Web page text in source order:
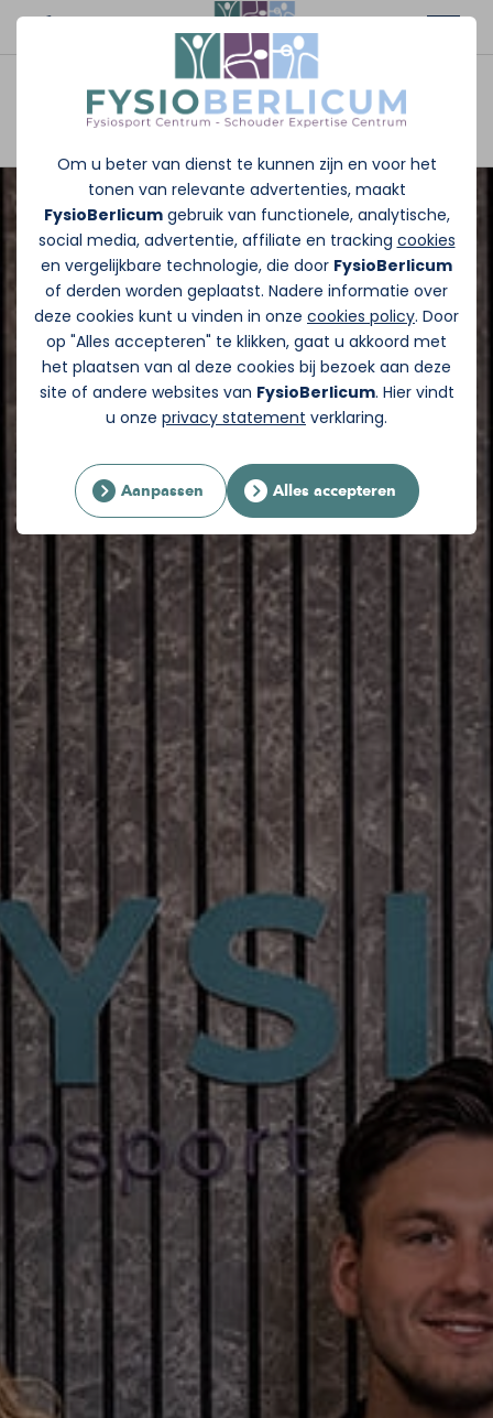
Om u beter van dienst te kunnen zijn en voor het
tonen van relevante advertenties, maakt
FysioBerlicumgebruik van functionele, analytische,
social media, advertentie, affiliate en tracking cookies
en vergelijkbare technologie, die door FysioBerlicum
of derden worden geplaatst. Nadere informatie over
deze cookies kunt u vinden in onze cookies policy. Door
op "Alles accepteren" te klikken, gaat u akkoord met
het plaatsen van al deze cookies bij bezoek aan deze
site of andere websites van FysioBerlicum. Hier vindt
u onze privacy statement verklaring.
Aanpassen Alles accepteren
Afspraak maken